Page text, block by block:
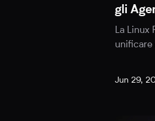
gli
La Linux
unificare
Jun 29,